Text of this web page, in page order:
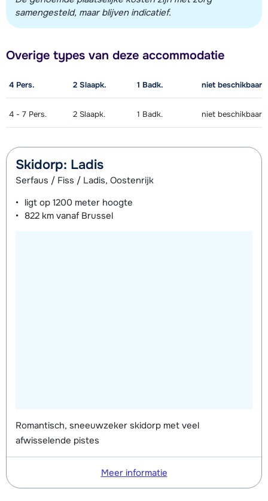
samengesteld, maar blijven indicatief.
Overige types van deze accommodatie
4 Pers. 2 Slaapk. 1 Badk. niet beschikbaar
4 - 7 Pers. 2 Slaapk. 1 Badk. niet beschikbaar
Skidorp: Ladis
Serfaus / Fiss / Ladis, Oostenrijk
ligt op 1200 meter hoogte
822 km vanaf Brussel
Romantisch, sneeuwzeker skidorp met veel
afwisselende pistes
Meer informatie